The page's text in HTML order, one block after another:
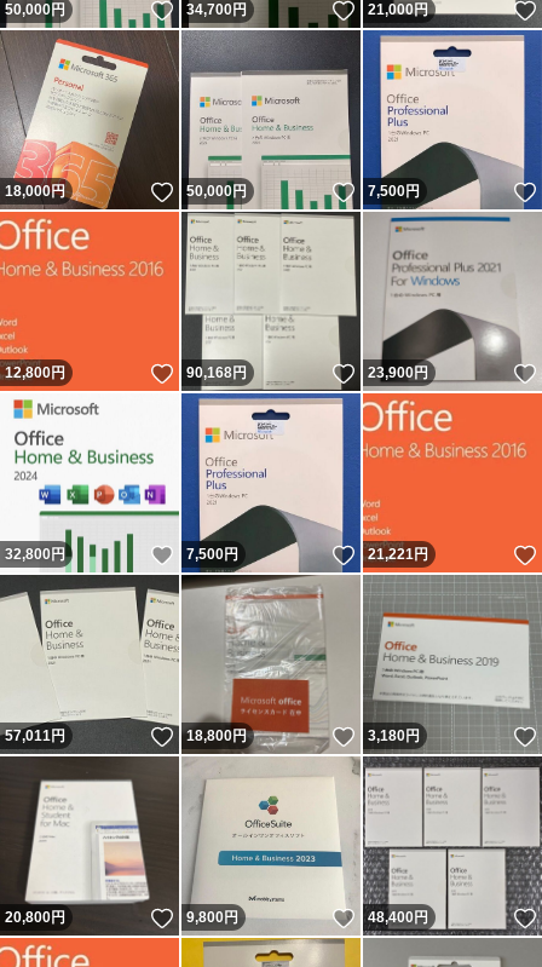
50,000円 いいね！
34,700円 いいね！
21,000円
18,000円 いいね！
50,000円 いいね！
7,500円
12,800円 いいね！
90,168円 いいね！
23,900円
32,800 円 いいね！
7,500円 いいね！
21,221円
57,011円 いいね！
18,800円 いいね！
3,180円
20,800円 いいね！
9,800円 いいね！
48,400円